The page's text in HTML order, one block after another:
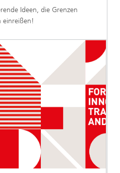
Ideen, die Grenzen
einreißen!